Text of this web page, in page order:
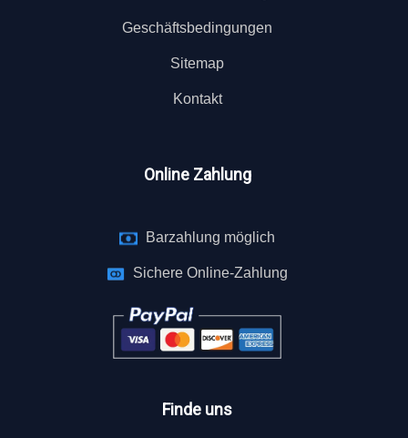
Geschäftsbedingungen
Sitemap
Kontakt
Online Zahlung
Barzahlung möglich
Sichere Online-Zahlung
Finde uns